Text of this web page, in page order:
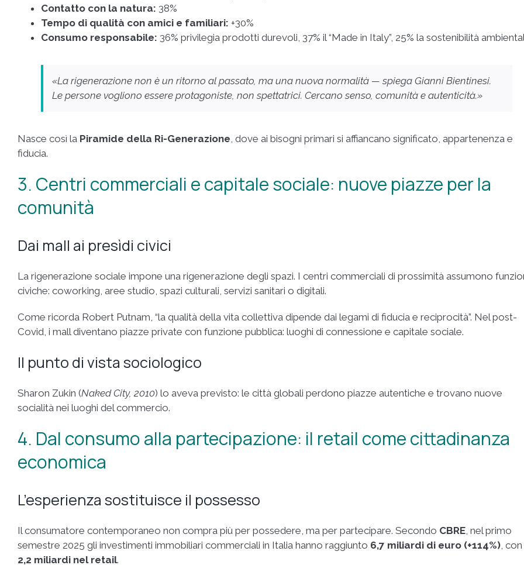
Contatto con la natura: 38%
Tempo di qualità con amici e familiari: +30%
Consumo responsabile: 36% privilegia prodotti durevoli, 37% il “Made in Italy”, 25% la sostenibilità
«La rigenerazione non è un ritorno al passato, ma una nuova normalità — spiega Gianni Bientinesi.
Le persone vogliono essere protagoniste, non spettatrici. Cercano senso, comunità e autenticità.»
Nasce così la Piramide della Ri-Generazione , dove ai bisogni primari si affiancano significato, appartenenza e
fiducia.
3. Centri commerciali e capitale sociale: nuove piazze per la
comunità
Dai mall ai presìdi civici
La rigenerazione sociale impone una rigenerazione degli spazi. I centri commerciali di prossimità assumono
civiche: coworking, aree studio, spazi culturali, servizi sanitari o digitali.
Come ricorda Robert Putnam, “la qualità della vita collettiva dipende dai legami di fiducia e reciprocità”. Nel post-
Covid, i mall diventano piazze private con funzione pubblica: luoghi di connessione e capitale sociale.
Il punto di vista sociologico
Sharon Zukin (Naked City, 2010) lo aveva previsto: le città globali perdono piazze autentiche e trovano nuove
socialità nei luoghi del commercio.
4. Dal consumo alla partecipazione: il retail come cittadinanza
economica
L’esperienza sostituisce il possesso
Il consumatore contemporaneo non compra più per possedere, ma per partecipare. Secondo CBRE , nel primo
semestre 2025 gli investimenti immobiliari commerciali in Italia hanno raggiunto 6,7 miliardi di euro (+114%) , con
2,2 miliardi nel retail.